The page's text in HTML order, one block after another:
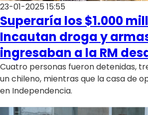
23-01-2025 15:55
Superaría los $1.000
Incautan droga y
ingresaban a la RM
Cuatro personas fueron detenidas,
un chileno, mientras que la casa de
en Independencia.